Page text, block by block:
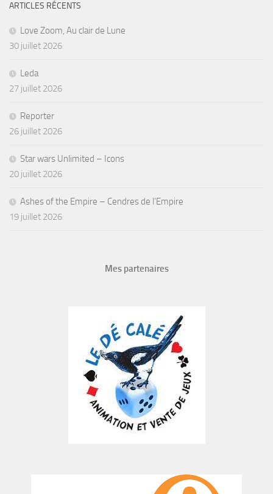
ARTICLES RÉCENTS
Love Zoom, Au clair de Lune
30 juillet 2026
Leda
27 juillet 2026
Reporter
26 juillet 2026
Star wars Unlimited – Icons
20 juillet 2026
Ashes of the Empire – Cendres de l’Empire
19 juillet 2026
Mes partenaires